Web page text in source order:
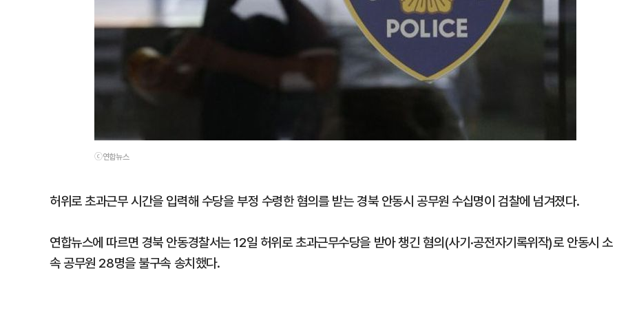
ⓒ연합뉴스
허위로 초과근무 시간을 입력해 수당을 부정 수령한 혐의를 받는 경북 안동시 공무원 수십명이 검찰에 넘겨졌다.
연합뉴스에 따르면 경북 안동경찰서는 12일 허위로 초과근무수당을 받아 챙긴 혐의(사기·공전자기록위작)로 안동시 소
속 공무원 28명을 불구속 송치했다.